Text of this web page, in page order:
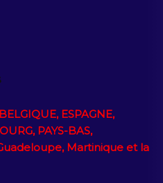
ESPAGNE,
PAYS-BAS,
Martinique et la